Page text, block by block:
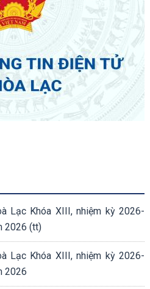
Lạc Khóa XIII, nhiệm kỳ 2026-
2026 (tt)
Lạc Khóa XIII, nhiệm kỳ 2026-
2026